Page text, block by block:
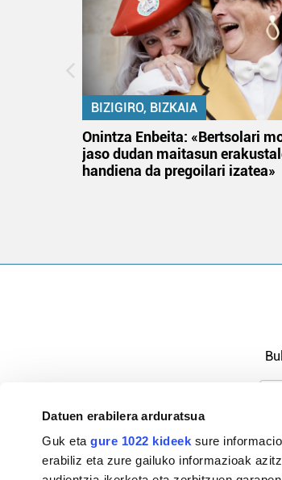
Datuen erabilera arduratsua
Guk etagure 1022 kideek sure
erabiliz eta zure gailuko informazioak
BIZIGIRO, BIZKAIA
Onintza Enbeita: «Bertsolari
jaso dudan maitasun
handiena da pregoilari izatea»